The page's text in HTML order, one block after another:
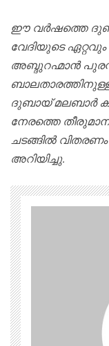
ഈ വർഷത്തെ
വേദിയുടെ
അബ്ദുറഹ്മാൻ
ദുബായ് മലബാർ
നേരത്തെ
ചടങ്ങിൽ
അറിയിച്ചു.